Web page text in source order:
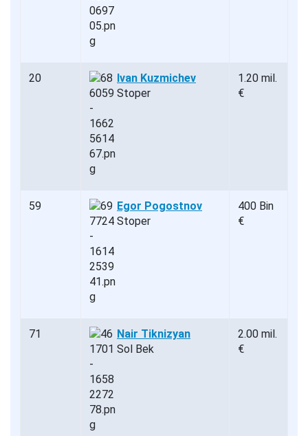
20
Ivan Kuzmichev
Stoper
1.20 mil.
€
59
Egor Pogostnov
Stoper
400 Bin
€
71
Nair Tiknizyan
Sol Bek
2.00 mil.
€